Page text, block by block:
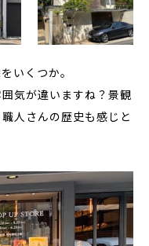
いくつか。
気が違いますね？景観
人さんの歴史も感じと